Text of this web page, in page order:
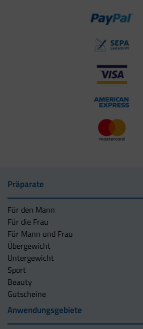
Präparate
Für den Mann
Für die Frau
Für Mann und Frau
Übergewicht
Untergewicht
Sport
Beauty
Gutscheine
Anwendungsgebiete